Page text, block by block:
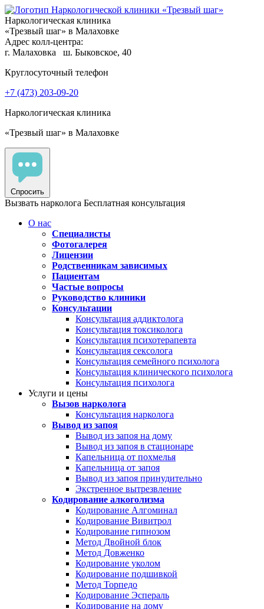
Наркологическая клиника
«Трезвый шаг» в Малаховке
Адрес колл-центра:
г. Малаховка
ш. Быковское, 40
Круглосуточный телефон
+7 (473) 203-09-20
Наркологическая клиника
«Трезвый шаг» в Малаховке
Спросить
Вызвать нарколога Бесплатная консультация
О нас
Специалисты
Фотогалерея
Лицензии
Родственникам зависимых
Пациентам
Частые вопросы
Руководство клиники
Консультации
Консультация аддиктолога
Консультация токсиколога
Консультация психотерапевта
Консультация сексолога
Консультация семейного психолога
Консультация клинического психолога
Консультация психолога
Услуги и цены
Вызов нарколога
Консультация нарколога
Вывод из запоя
Вывод из запоя на дому
Вывод из запоя в стационаре
Капельница от похмелья
Капельница от запоя
Вывод из запоя принудительно
Экстренное вытрезвление
Кодирование алкоголизма
Кодирование Алгоминал
Кодирование Вивитрол
Кодирование гипнозом
Метод Двойной блок
Метод Довженко
Кодирование уколом
Кодирование подшивкой
Метод Торпедо
Кодирование Эспераль
Кодирование на дому